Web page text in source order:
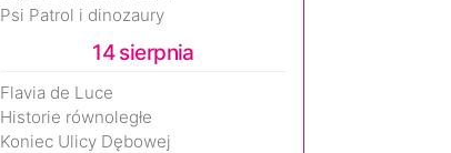
Psi Patrol i dinozaury
14 sierpnia
Flavia de Luce
Historie równoległe
Koniec Ulicy Dębowej